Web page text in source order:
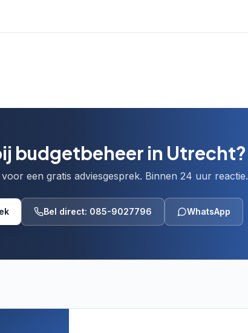
budgetbeheer in Utrecht?
een gratis adviesgesprek. Binnen 24 uur reactie.
Bel direct: 085-9027796 WhatsApp